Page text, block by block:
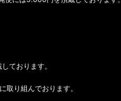
ております。
取り組んでおります。